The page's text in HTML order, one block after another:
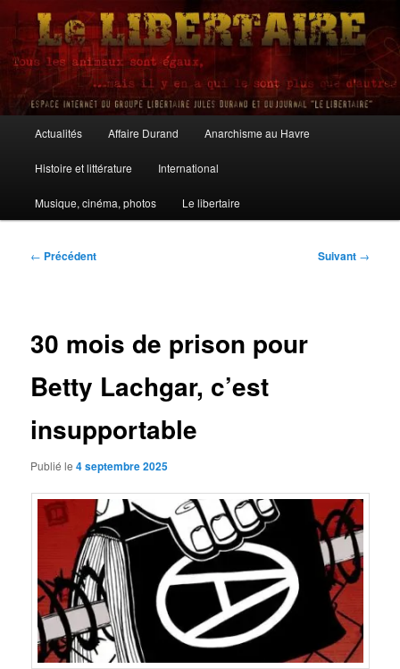
Aller
contenu
principalLe Libertaire
principal
Actualités Affaire Durand Anarchisme au Havre
Histoire et littérature International
Musique, cinéma, photos Le libertaire
Navigation
← Précédent Suivant →
30 mois de prison pour
Betty Lachgar, c’est
insupportable
Publié le4 septembre 2025